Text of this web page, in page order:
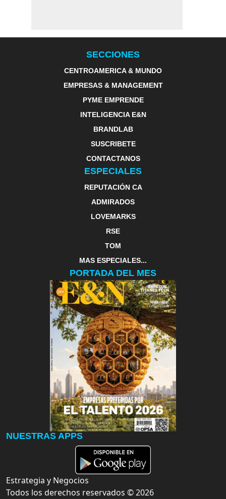
SECCIONES
CENTROAMERICA & MUNDO
EMPRESAS & MANAGEMENT
PYME EMPRENDE
INTELIGENCIA E&N
BRANDLAB
SUSCRIBETE
CONTACTANOS
ESPECIALES
REPUTACIÓN CA
ADMIRADOS
LOVEMARKS
RSE
TOM
MAS ESPECIALES...
PORTADA DEL MES
NUESTRAS APPS
Estrategia y Negocios
Todos los derechos reservados ©2026